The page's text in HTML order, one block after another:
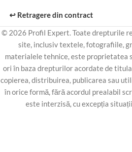
↩️ Retragere din contract
© 2026 Profil Expert. Toate drepturile
site, inclusiv textele, fotografiile,
materialele tehnice, este proprietatea
ori în baza drepturilor acordate de
copierea, distribuirea, publicarea sau
în orice formă, fără acordul prealabil
este interzisă, cu excepția